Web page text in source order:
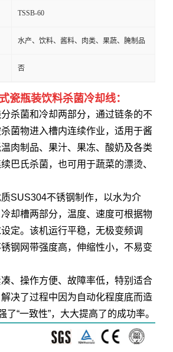
TSSB-60
水产、饮料、酱料、肉类、果蔬、腌制品
否
瓷瓶装饮料杀菌冷却线：
菌和冷却两部分，通过链条的不
菌物进入槽内连续作业，适用于酱
肉制品、果汁、果冻、酸奶及各类
巴氏杀菌，也可用于蔬菜的漂烫、
不锈钢制作，以水为介
却槽两部分，温度、速度可根据物
定。该机运行平稳，无极变频调
钢网带强度高，伸缩性小，不易变
操作方便、故障率低，特别适合
决了过程中因为自动化程度底而造
了“一致性”，大大提高了的成功率。